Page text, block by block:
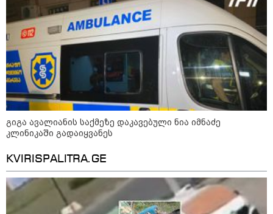
"სკოლის ფორმების
რეალიზაცია 1-ელი
სექტემბრიდან დაიწყება და
იქნება როგორც საცალო, ასევე
ონლაინ გაყიდვის რეჟიმი" -
გივი მიქანაძე
კატეგორიის ყველა სიახლე
2027 წელს დასასრულებელი
ბინების 68% გაყიდულია - კვლევა
გიგა ავალიანის საქმეზე დაკავებული ნია იმნაძე
კლინიკაში გადაიყვანეს
KVIRISPALITRA.GE